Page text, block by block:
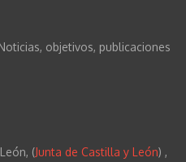
objetivos, publicaciones
(Junta de Castilla y León) ,